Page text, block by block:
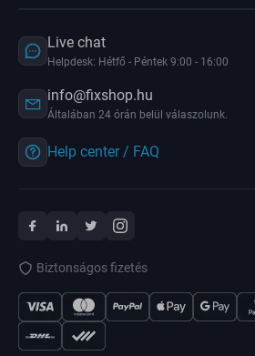
Live chat
Helpdesk: Hétfő - Péntek 9:00 - 16:00
info@fixshop.hu
Általában 24 órán belül válaszolunk.
Help center / FAQ
Biztonságos fizetés